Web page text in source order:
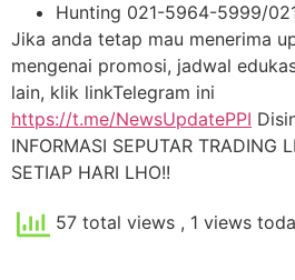
Hunting 021-5964-5999/
Jika anda tetap mau menerima
mengenai promosi, jadwal
lain, klik linkTelegram ini
https://t.me/NewsUpdatePPI
INFORMASI SEPUTAR TRADING
SETIAP HARI LHO!!
57 total views , 1 views